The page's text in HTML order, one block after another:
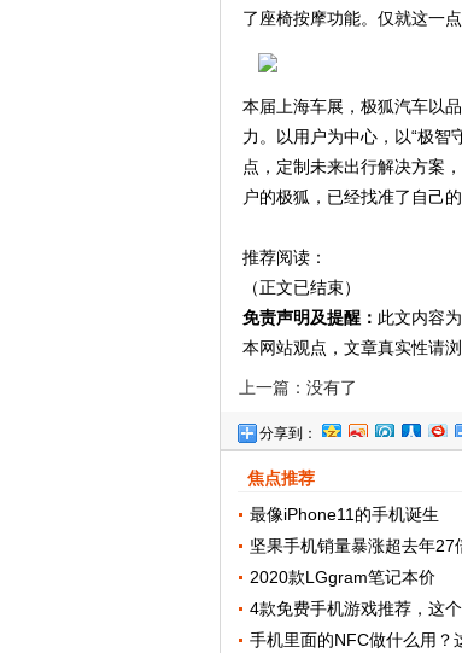
了座椅按摩功能。仅就这一
本届上海车展，极狐汽车以
力。以用户为中心，以“极智
点，定制未来出行解决方案
户的极狐，已经找准了自己
推荐阅读：
（正文已结束）
免责声明及提醒： 此文内容
本网站观点，文章真实性请
上一篇：没有了
分享到：
焦点推荐
最像iPhone11的手机诞生
坚果手机销量暴涨超去年27
2020款LGgram笔记本价
4款免费手机游戏推荐，这
手机里面的NFC做什么用？